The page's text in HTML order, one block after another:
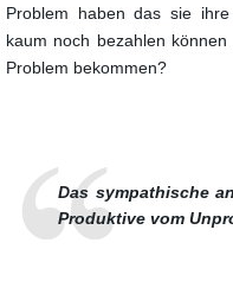
Problem haben das sie
kaum noch bezahlen
Problem bekommen?
Das sympathische
Produktive vom